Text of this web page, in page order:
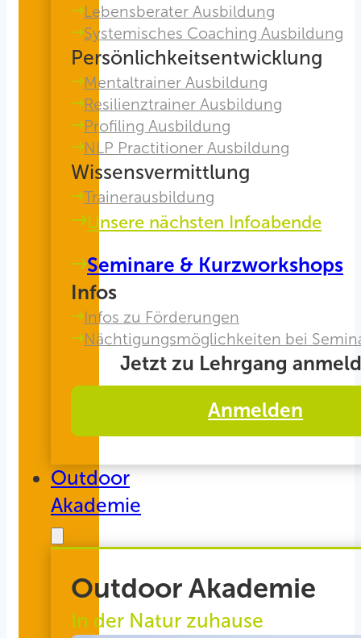
Lebensberater Ausbildung
Systemisches Coaching Ausbildung
Persönlichkeitsentwicklung
Mentaltrainer Ausbildung
Resilienztrainer Ausbildung
Profiling Ausbildung
NLP Practitioner Ausbildung
Wissensvermittlung
Trainerausbildung
Unsere nächsten Infoabende
Seminare & Kurzworkshops
Infos
Infos zu Förderungen
Nächtigungsmöglichkeiten bei
Jetzt zu Lehrgang
Anmelden
Outdoor
Akademie
Outdoor Akademie
In der Natur zuhause